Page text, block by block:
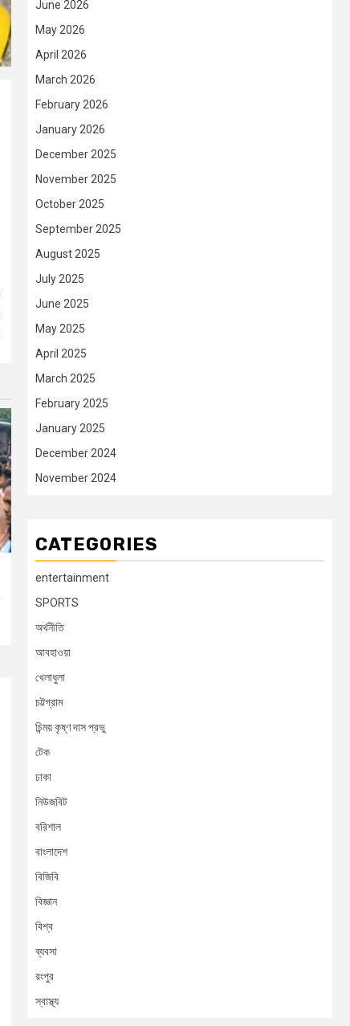
June 2026
May 2026
April 2026
March 2026
February 2026
January 2026
December 2025
November 2025
October 2025
September 2025
August 2025
July 2025
June 2025
May 2025
April 2025
March 2025
February 2025
January 2025
December 2024
November 2024
CATEGORIES
entertainment
SPORTS
অর্থনীতি
আবহাওয়া
খেলাধুলা
চট্টগ্রাম
চিন্ময় কৃষ্ণ দাস প্রভু
টেক
ঢাকা
নিউজবিট
বরিশাল
বাংলাদেশ
বিজিবি
বিজ্ঞান
বিশ্ব
ব্যবসা
রংপুর
স্বাস্থ্য